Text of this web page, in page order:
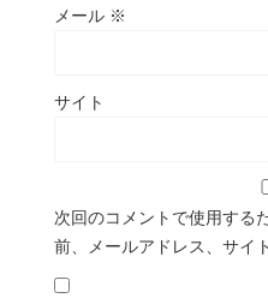
メール ※
サイト
次回のコメントで使用する
前、メールアドレス、サイ